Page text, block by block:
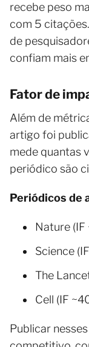
recebe peso
com 5
de
confiam mais
Fator de
Além de
artigo foi
mede quantas
periódico são
Periódicos de
Nature (IF
Science
The
Cell (IF
Publicar